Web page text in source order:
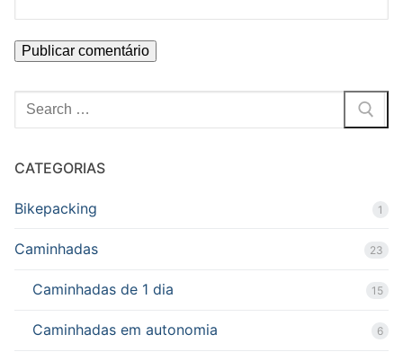
Pesquisar
por:
CATEGORIAS
Bikepacking 1
Caminhadas 23
Caminhadas de 1 dia 15
Caminhadas em autonomia 6